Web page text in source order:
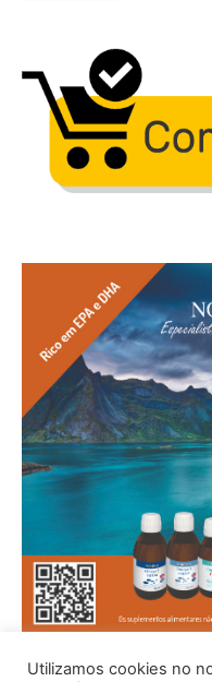
Utilizamos cookies no